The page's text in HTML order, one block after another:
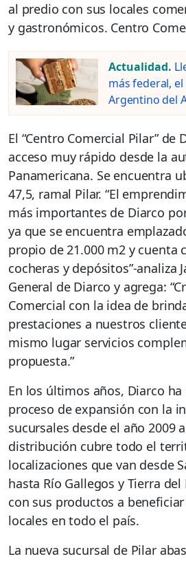
al predio con sus locales
y gastronómicos. Centro
Actualidad.
más federal,
Argentino del
El “Centro Comercial Pilar” de
acceso muy rápido desde la
Panamericana. Se encuentra
47,5, ramal Pilar. “El
más importantes de Diarco
ya que se encuentra
propio de 21.000 m2 y cuenta
cocheras y depósitos”-analiza
General de Diarco y agrega:
Comercial con la idea de
prestaciones a nuestros
mismo lugar servicios
propuesta.”
En los últimos años, Diarco
proceso de expansión con la
sucursales desde el año 2009
distribución cubre todo el
localizaciones que van desde
hasta Río Gallegos y Tierra
con sus productos a
locales en todo el país.
La nueva sucursal de Pilar